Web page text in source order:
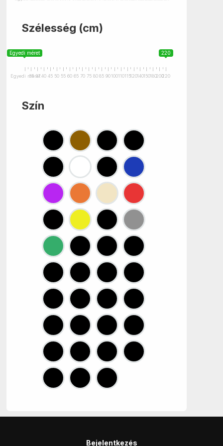
Szélesség (cm)
Egyedi méret 220
Egyedi méret
35 37 40 45 50 55 60 65 70 75 80 85 90100110115120140150180200220
Szín
Bejelentkezés